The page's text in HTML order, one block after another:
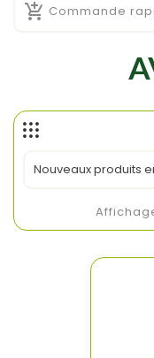
Nouveaux produits
 Commande